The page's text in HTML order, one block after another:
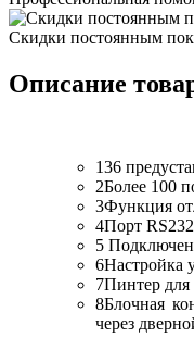
Скидки постоянным
Описание
136
2Более 100
3Функция
4Порт
5
6Настройка
7Пинтер
8Блочная
через